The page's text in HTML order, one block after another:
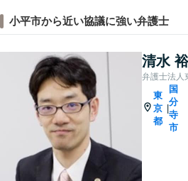
小平市から近い協議に強い弁護士
清水
弁護士法人
東
京
都
|
国
分
寺
市